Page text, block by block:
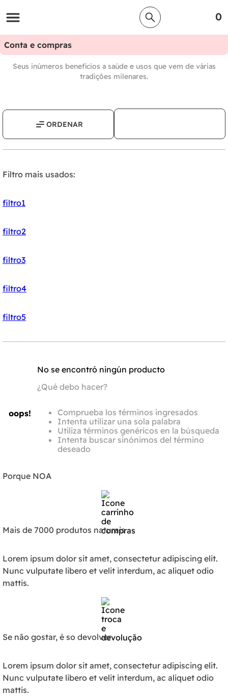
0
Conta e compras
Seus inúmeros benefícios a saúde e usos que vem de várias
tradições milenares.
Filtro mais usados:
filtro1
filtro2
filtro3
filtro4
filtro5
oops!
No se encontró ningún producto
¿Qué debo hacer?
Comprueba los términos ingresados
Intenta utilizar una sola palabra
Utiliza términos genéricos en la búsqueda
Intenta buscar sinónimos del término
deseado
Porque NOA
Mais de 7000 produtos naturais
Lorem ipsum dolor sit amet, consectetur adipiscing elit.
Nunc vulputate libero et velit interdum, ac aliquet odio
mattis.
Se não gostar, é so devolver
Lorem ipsum dolor sit amet, consectetur adipiscing elit.
Nunc vulputate libero et velit interdum, ac aliquet odio
mattis.